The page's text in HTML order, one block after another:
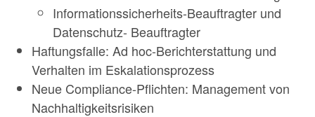
Informationssicherheits-Beauftragter und
Datenschutz- Beauftragter
Haftungsfalle: Ad hoc-Berichterstattung und
Verhalten im Eskalationsprozess
Neue Compliance-Pflichten: Management von
Nachhaltigkeitsrisiken